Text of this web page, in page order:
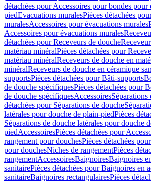
détachées pour Accessoires pour bondes
piedEvacuations muralesPièces détachées
muralesAccessoires pour évacuations murales
Accessoires pour évacuations murales
détachées pour Receveurs de douche
matériau minéralPièces détachées pour
matériau minéralReceveurs de douche en
minéralReceveurs de douche en céramique
supportsPièces détachées pour Bâti-supports
de douche spécifiquesPièces détachées pour
de douche spécifiquesAccessoiresSéparations
détachées pour Séparations de douche
latérales pour douche de plain-piedPièces
Séparations de douche latérales pour douche
piedAccessoiresPièces détachées pour
rangement pour douchesPièces détachées
pour douchesNiches de rangementPièces
rangementAccessoiresBaignoiresBaignoires
sanitairePièces détachées pour Baignoires en
sanitaireBaignoires rectangulairesPièces